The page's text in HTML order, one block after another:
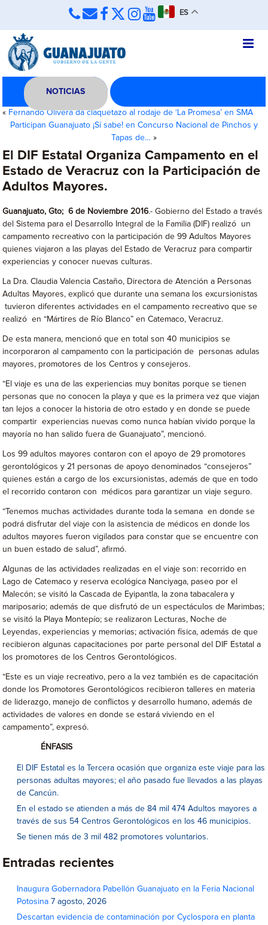
ES
NOTICIAS
« Fernando Olivera da claquetazo al rodaje de ‘La Promesa’ en SMA
Participan Guanajuato ¡Sí sabe! en Concurso Nacional de Pinchos y
Tapas de… »
El DIF Estatal Organiza Campamento en el
Estado de Veracruz con la Participación de
Adultos Mayores.
Guanajuato, Gto; 6 de Noviembre 2016.- Gobierno del Estado a través
del Sistema para el Desarrollo Integral de la Familia (DIF) realizó un
campamento recreativo con la participación de 99 Adultos Mayores
quienes viajaron a las playas del Estado de Veracruz para compartir
experiencias y conocer nuevas culturas.
La Dra. Claudia Valencia Castaño, Directora de Atención a Personas
Adultas Mayores, explicó que durante una semana los excursionistas
tuvieron diferentes actividades en el campamento recreativo que se
realizó en “Mártires de Río Blanco” en Catemaco, Veracruz.
De esta manera, mencionó que en total son 40 municipios se
incorporaron al campamento con la participación de personas adulas
mayores, promotores de los Centros y consejeros.
“El viaje es una de las experiencias muy bonitas porque se tienen
personas que no conocen la playa y que es la primera vez que viajan
tan lejos a conocer la historia de otro estado y en donde se puede
compartir experiencias nuevas como nunca habían vivido porque la
mayoría no han salido fuera de Guanajuato”, mencionó.
Los 99 adultos mayores contaron con el apoyo de 29 promotores
gerontológicos y 21 personas de apoyo denominados “consejeros”
quienes están a cargo de los excursionistas, además de que en todo
el recorrido contaron con médicos para garantizar un viaje seguro.
“Tenemos muchas actividades durante toda la semana en donde se
podrá disfrutar del viaje con la asistencia de médicos en donde los
adultos mayores fueron vigilados para constar que se encuentre con
un buen estado de salud”, afirmó.
Algunas de las actividades realizadas en el viaje son: recorrido en
Lago de Catemaco y reserva ecológica Nanciyaga, paseo por el
Malecón; se visitó la Cascada de Eyipantla, la zona tabacalera y
mariposario; además de que disfrutó de un espectáculos de Marimbas;
se visitó la Playa Montepío; se realizaron Lecturas, Noche de
Leyendas, experiencias y memorias; activación física, además de que
recibieron algunas capacitaciones por parte personal del DIF Estatal a
los promotores de los Centros Gerontológicos.
“Este es un viaje recreativo, pero a la vez también es de capacitación
donde los Promotores Gerontológicos recibieron talleres en materia
de liderazgo, manejo de conflictos y desarrollo humano, además de
actividades de valores en donde se estará viviendo en el
campamento”, expresó.
ÉNFASIS
El DIF Estatal es la Tercera ocasión que organiza este viaje para las
personas adultas mayores; el año pasado fue llevados a las playas
de Cancún.
En el estado se atienden a más de 84 mil 474 Adultos mayores a
través de sus 54 Centros Gerontológicos en los 46 municipios.
Se tienen más de 3 mil 482 promotores voluntarios.
Entradas recientes
Inaugura Gobernadora Pabellón Guanajuato en la Feria Nacional
Potosina 7 agosto, 2026
Descartan evidencia de contaminación por Cyclospora en planta